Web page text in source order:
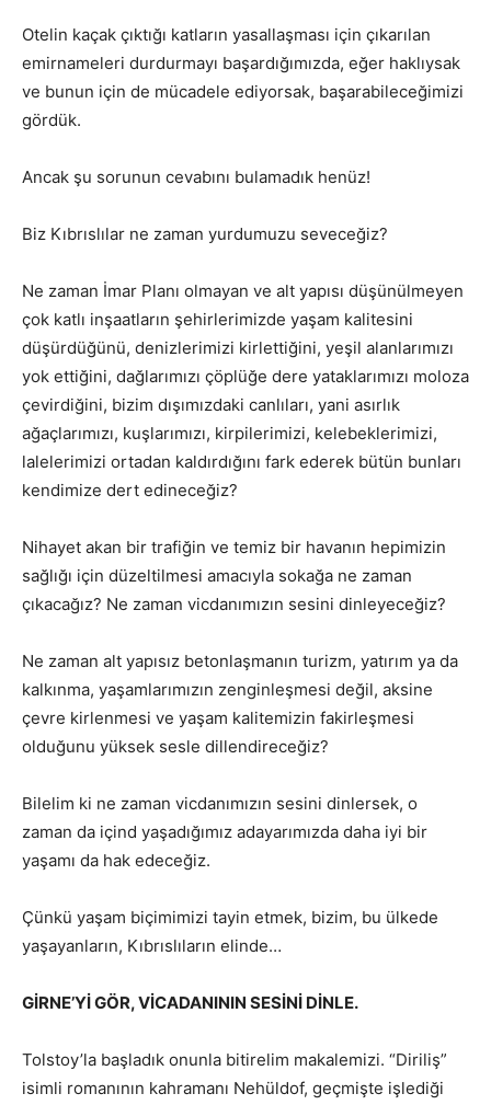
Otelin kaçak çıktığı katların yasallaşması için çıkarılan
emirnameleri durdurmayı başardığımızda, eğer haklıysak
ve bunun için de mücadele ediyorsak, başarabileceğimizi
gördük.
Ancak şu sorunun cevabını bulamadık henüz!
Biz Kıbrıslılar ne zaman yurdumuzu seveceğiz?
Ne zaman İmar Planı olmayan ve alt yapısı düşünülmeyen
çok katlı inşaatların şehirlerimizde yaşam kalitesini
düşürdüğünü, denizlerimizi kirlettiğini, yeşil alanlarımızı
yok ettiğini, dağlarımızı çöplüğe dere yataklarımızı moloza
çevirdiğini, bizim dışımızdaki canlıları, yani asırlık
ağaçlarımızı, kuşlarımızı, kirpilerimizi, kelebeklerimizi,
lalelerimizi ortadan kaldırdığını fark ederek bütün bunları
kendimize dert edineceğiz?
Nihayet akan bir trafiğin ve temiz bir havanın hepimizin
sağlığı için düzeltilmesi amacıyla sokağa ne zaman
çıkacağız? Ne zaman vicdanımızın sesini dinleyeceğiz?
Ne zaman alt yapısız betonlaşmanın turizm, yatırım ya da
kalkınma, yaşamlarımızın zenginleşmesi değil, aksine
çevre kirlenmesi ve yaşam kalitemizin fakirleşmesi
olduğunu yüksek sesle dillendireceğiz?
Bilelim ki ne zaman vicdanımızın sesini dinlersek, o
zaman da içind yaşadığımız adayarımızda daha iyi bir
yaşamı da hak edeceğiz.
Çünkü yaşam biçimimizi tayin etmek, bizim, bu ülkede
yaşayanların, Kıbrıslıların elinde…
GİRNE’Yİ GÖR, VİCADANININ SESİNİ DİNLE.
Tolstoy’la başladık onunla bitirelim makalemizi. “Diriliş”
isimli romanının kahramanı Nehüldof, geçmişte işlediği